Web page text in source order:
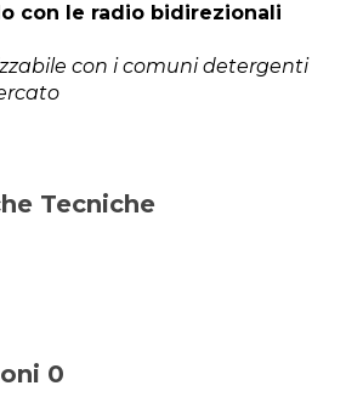
con le radio bidirezionali
con i comuni detergenti
Tecniche
0